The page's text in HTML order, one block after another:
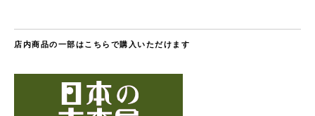
店内商品の一部はこちらで購入いただけます